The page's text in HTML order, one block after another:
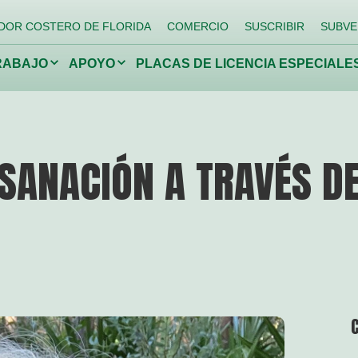
COSTERO DE FLORIDA COMERCIO SUSCRIBIR
Haga
alternar
APOYO Haga
alternar
PLACAS DE LICENCIA
naturalezaA TRAVÉS